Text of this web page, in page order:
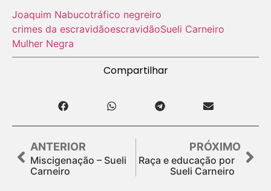
Joaquim Nabucotráfico negreiro
crimes da escravidãoescravidãoSueli Carneiro
Mulher Negra
Compartilhar
ANTERIOR
Miscigenação – Sueli
Carneiro
PRÓXIMO
Raça e educação por
Sueli Carneiro